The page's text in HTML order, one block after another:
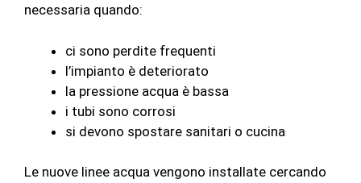
necessaria quando:
ci sono perdite frequenti
l’impianto è deteriorato
la pressione acqua è bassa
i tubi sono corrosi
si devono spostare sanitari o cucina
Le nuove linee acqua vengono installate cercando